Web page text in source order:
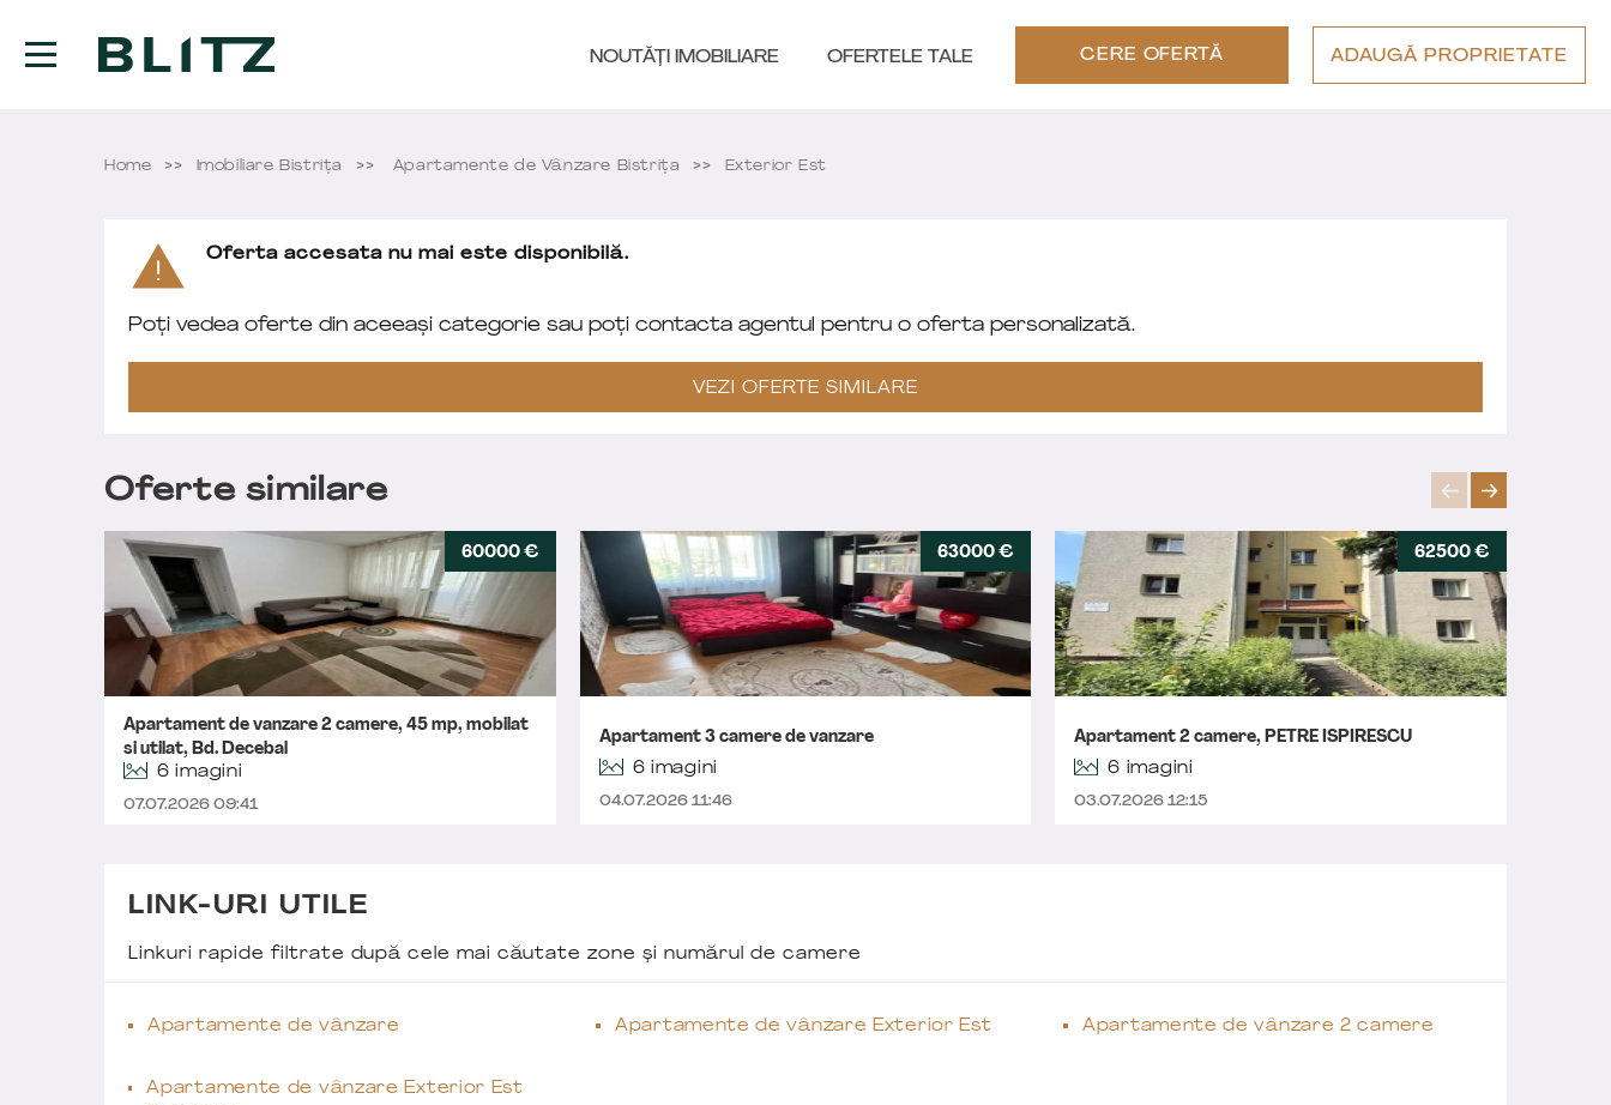
NOUTĂȚI IMOBILIARE OFERTELE TALE CERE OFERTĂ ADAUGĂ PROPRIETATE
Home Imobiliare Bistriţa Apartamente de Vânzare Bistriţa Exterior Est
Oferta accesata nu mai este disponibilă.
Poți vedea oferte din aceeași categorie sau poți contacta agentul pentru o oferta personalizată.
VEZI OFERTE SIMILARE
Oferte similare
60000 €
Apartament de vanzare 2 camere, 45 mp, mobilat
si utilat, Bd. Decebal
6 imagini
07.07.2026 09:41
63000 €
Apartament 3 camere de vanzare
6 imagini
04.07.2026 11:46
62500 €
Apartament 2 camere, PETRE ISPIRESCU
6 imagini
03.07.2026 12:15
LINK-URI UTILE
Linkuri rapide filtrate după cele mai căutate zone și numărul de camere
Apartamente de vânzare Apartamente de vânzare Exterior Est Apartamente de vânzare 2 camere
Apartamente de vânzare Exterior Est